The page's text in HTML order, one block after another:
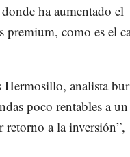
ha aumentado el
premium, como es el
Hermosillo, analista
poco rentables a
retorno a la inversión”,